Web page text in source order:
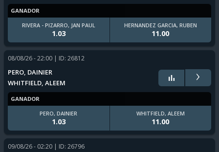
GANADOR
RIVERA - PIZARRO, JAN PAUL
1.03
HERNANDEZ GARCIA, RUBEN
11.00
08/08/26 - 22:00 | ID: 26812
PERO, DAINIER
WHITFIELD, ALEEM
›
GANADOR
PERO, DAINIER
1.03
WHITFIELD, ALEEM
11.00
09/08/26 - 02:20 | ID: 26796